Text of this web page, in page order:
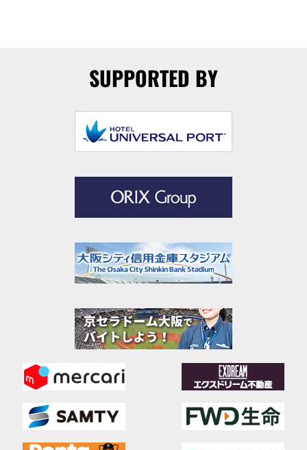
SUPPORTED BY